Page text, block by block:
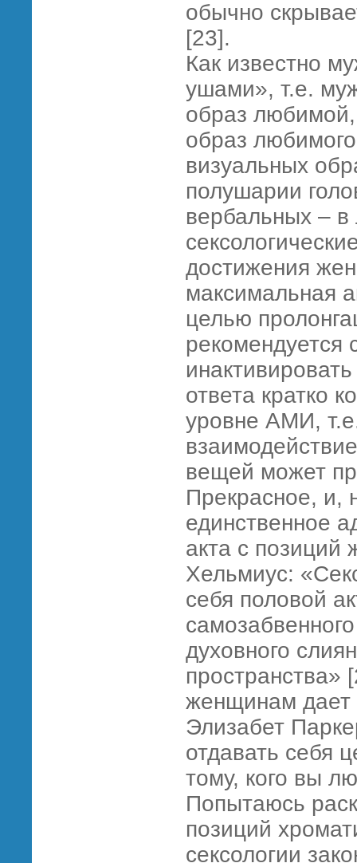
обычно
[23].
Как известно
ушами», т.е.
образ
образ
визуальных
полушарии
вербальных –
достижения
максимальная
целью
рекомендуется
ответа кратко
уровне АМИ,
вещей может
Прекрасное, и,
единственное
акта с позиций
Хельмиус:
себя половой
духовного
пространства»
женщинам дает
Элизабет
отдавать себя
тому, кого вы
Попытаюсь
позиций
сексологии